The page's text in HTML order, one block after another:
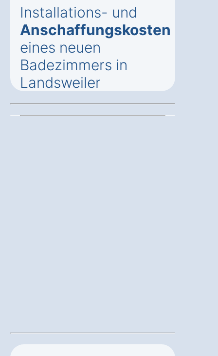
Installations- und
Anschaffungskosten
eines neuen
Badezimmers in
Landsweiler